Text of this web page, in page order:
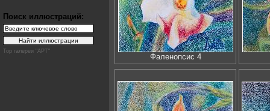
Поиск иллюстраций:
Top галереи "АРТ"
Фаленопсис 4